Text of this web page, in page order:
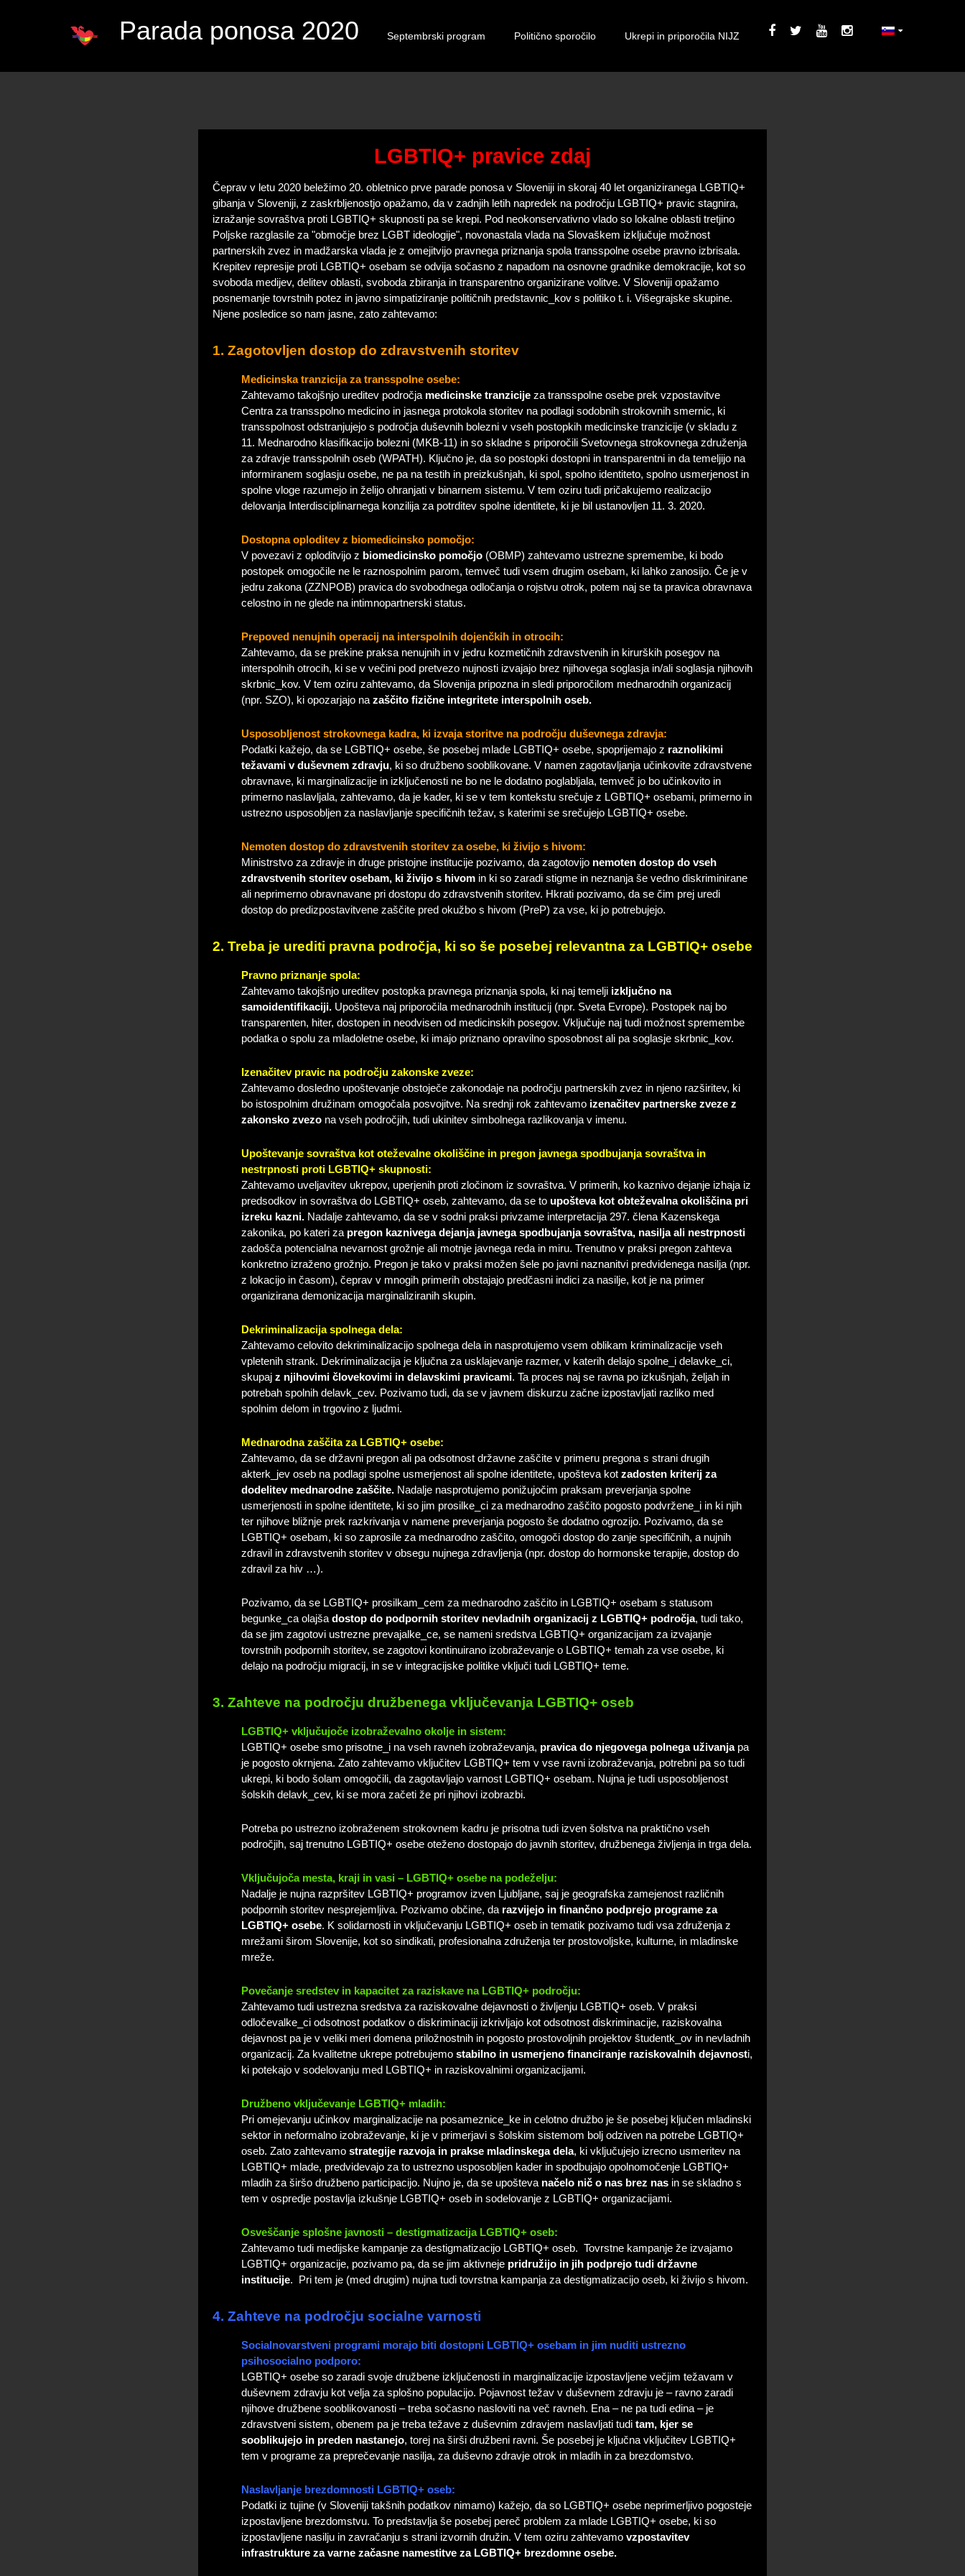
Parada ponosa 2020 Septembrski program Politično sporočilo Ukrepi in priporočila NIJZ
LGBTIQ+ pravice zdaj
Čeprav v letu 2020 beležimo 20. obletnico prve parade ponosa v Sloveniji in skoraj 40 let organiziranega LGBTIQ+
gibanja v Sloveniji, z zaskrbljenostjo opažamo, da v zadnjih letih napredek na področju LGBTIQ+ pravic stagnira,
izražanje sovraštva proti LGBTIQ+ skupnosti pa se krepi. Pod neokonservativno vlado so lokalne oblasti tretjino
Poljske razglasile za "območje brez LGBT ideologije", novonastala vlada na Slovaškem izključuje možnost
partnerskih zvez in madžarska vlada je z omejitvijo pravnega priznanja spola transspolne osebe pravno izbrisala.
Krepitev represije proti LGBTIQ+ osebam se odvija sočasno z napadom na osnovne gradnike demokracije, kot so
svoboda medijev, delitev oblasti, svoboda zbiranja in transparentno organizirane volitve. V Sloveniji opažamo
posnemanje tovrstnih potez in javno simpatiziranje političnih predstavnic_kov s politiko t. i. Višegrajske skupine.
Njene posledice so nam jasne, zato zahtevamo:
1. Zagotovljen dostop do zdravstvenih storitev
Medicinska tranzicija za transspolne osebe:
Zahtevamo takojšnjo ureditev področja medicinske tranzicijeza transspolne osebe prek vzpostavitve
Centra za transspolno medicino in jasnega protokola storitev na podlagi sodobnih strokovnih smernic, ki
transspolnost odstranjujejo s področja duševnih bolezni v vseh postopkih medicinske tranzicije (v skladu z
11. Mednarodno klasifikacijo bolezni (MKB-11) in so skladne s priporočili Svetovnega strokovnega združenja
za zdravje transspolnih oseb (WPATH). Ključno je, da so postopki dostopni in transparentni in da temeljijo na
informiranem soglasju osebe, ne pa na testih in preizkušnjah, ki spol, spolno identiteto, spolno usmerjenost in
spolne vloge razumejo in želijo ohranjati v binarnem sistemu. V tem oziru tudi pričakujemo realizacijo
delovanja Interdisciplinarnega konzilija za potrditev spolne identitete, ki je bil ustanovljen 11. 3. 2020.
Dostopna oploditev z biomedicinsko pomočjo:
V povezavi z oploditvijo z biomedicinsko pomočjo(OBMP) zahtevamo ustrezne spremembe, ki bodo
postopek omogočile ne le raznospolnim parom, temveč tudi vsem drugim osebam, ki lahko zanosijo. Če je v
jedru zakona (ZZNPOB) pravica do svobodnega odločanja o rojstvu otrok, potem naj se ta pravica obravnava
celostno in ne glede na intimnopartnerski status.
Prepoved nenujnih operacij na interspolnih dojenčkih in otrocih:
Zahtevamo, da se prekine praksa nenujnih in v jedru kozmetičnih zdravstvenih in kirurških posegov na
interspolnih otrocih, ki se v večini pod pretvezo nujnosti izvajajo brez njihovega soglasja in/ali soglasja njihovih
skrbnic_kov. V tem oziru zahtevamo, da Slovenija pripozna in sledi priporočilom mednarodnih organizacij
(npr. SZO), ki opozarjajo nazaščito fizične integritete interspolnih oseb.
Usposobljenost strokovnega kadra, ki izvaja storitve na področju duševnega zdravja:
Podatki kažejo, da se LGBTIQ+ osebe, še posebej mlade LGBTIQ+ osebe, spoprijemajo z raznolikimi
težavami v duševnem zdravju, ki so družbeno sooblikovane. V namen zagotavljanja učinkovite zdravstvene
obravnave, ki marginalizacije in izključenosti ne bo ne le dodatno poglabljala, temveč jo bo učinkovito in
primerno naslavljala, zahtevamo, da je kader, ki se v tem kontekstu srečuje z LGBTIQ+ osebami, primerno in
ustrezno usposobljen za naslavljanje specifičnih težav, s katerimi se srečujejo LGBTIQ+ osebe.
Nemoten dostop do zdravstvenih storitev za osebe, ki živijo s hivom:
Ministrstvo za zdravje in druge pristojne institucije pozivamo, da zagotovijo nemoten dostop do vseh
zdravstvenih storitev osebam, ki živijo s hivomin ki so zaradi stigme in neznanja še vedno diskriminirane
ali neprimerno obravnavane pri dostopu do zdravstvenih storitev. Hkrati pozivamo, da se čim prej uredi
dostop do predizpostavitvene zaščite pred okužbo s hivom (PreP) za vse, ki jo potrebujejo.
2. Treba je urediti pravna področja, ki so še posebej relevantna za LGBTIQ+ osebe
Pravno priznanje spola:
Zahtevamo takojšnjo ureditev postopka pravnega priznanja spola, ki naj temelji izključno na
samoidentifikaciji.Upošteva naj priporočila mednarodnih institucij (npr. Sveta Evrope). Postopek naj bo
transparenten, hiter, dostopen in neodvisen od medicinskih posegov. Vključuje naj tudi možnost spremembe
podatka o spolu za mladoletne osebe, ki imajo priznano opravilno sposobnost ali pa soglasje skrbnic_kov.
Izenačitev pravic na področju zakonske zveze:
Zahtevamo dosledno upoštevanje obstoječe zakonodaje na področju partnerskih zvez in njeno razširitev, ki
bo istospolnim družinam omogočala posvojitve. Na srednji rok zahtevamo izenačitev partnerske zveze z
zakonsko zvezona vseh področjih, tudi ukinitev simbolnega razlikovanja v imenu.
Upoštevanje sovraštva kot oteževalne okoliščine in pregon javnega spodbujanja sovraštva in
nestrpnosti proti LGBTIQ+ skupnosti:
Zahtevamo uveljavitev ukrepov, uperjenih proti zločinom iz sovraštva. V primerih, ko kaznivo dejanje izhaja iz
predsodkov in sovraštva do LGBTIQ+ oseb, zahtevamo, da se to upošteva kot obteževalna okoliščina pri
izreku kazni.Nadalje zahtevamo, da se v sodni praksi privzame interpretacija 297. člena Kazenskega
zakonika, po kateri za pregon kaznivega dejanja javnega spodbujanja sovraštva, nasilja ali nestrpnosti
zadošča potencialna nevarnost grožnje ali motnje javnega reda in miru. Trenutno v praksi pregon zahteva
konkretno izraženo grožnjo. Pregon je tako v praksi možen šele po javni naznanitvi predvidenega nasilja (npr.
z lokacijo in časom), čeprav v mnogih primerih obstajajo predčasni indici za nasilje, kot je na primer
organizirana demonizacija marginaliziranih skupin.
Dekriminalizacija spolnega dela:
Zahtevamo celovito dekriminalizacijo spolnega dela in nasprotujemo vsem oblikam kriminalizacije vseh
vpletenih strank. Dekriminalizacija je ključna za usklajevanje razmer, v katerih delajo spolne_i delavke_ci,
skupajz njihovimi človekovimi in delavskimi pravicami. Ta proces naj se ravna po izkušnjah, željah in
potrebah spolnih delavk_cev. Pozivamo tudi, da se v javnem diskurzu začne izpostavljati razliko med
spolnim delom in trgovino z ljudmi.
Mednarodna zaščita za LGBTIQ+ osebe:
Zahtevamo, da se državni pregon ali pa odsotnost državne zaščite v primeru pregona s strani drugih
akterk_jev oseb na podlagi spolne usmerjenost ali spolne identitete, upošteva kot zadosten kriterij za
dodelitev mednarodne zaščite. Nadalje nasprotujemo ponižujočim praksam preverjanja spolne
usmerjenosti in spolne identitete, ki so jim prosilke_ci za mednarodno zaščito pogosto podvržene_i in ki njih
ter njihove bližnje prek razkrivanja v namene preverjanja pogosto še dodatno ogrozijo. Pozivamo, da se
LGBTIQ+ osebam, ki so zaprosile za mednarodno zaščito, omogoči dostop do zanje specifičnih, a nujnih
zdravil in zdravstvenih storitev v obsegu nujnega zdravljenja (npr. dostop do hormonske terapije, dostop do
zdravil za hiv …).
Pozivamo, da se LGBTIQ+ prosilkam_cem za mednarodno zaščito in LGBTIQ+ osebam s statusom
begunke_ca olajša dostop do podpornih storitev nevladnih organizacij z LGBTIQ+ področja, tudi tako,
da se jim zagotovi ustrezne prevajalke_ce, se nameni sredstva LGBTIQ+ organizacijam za izvajanje
tovrstnih podpornih storitev, se zagotovi kontinuirano izobraževanje o LGBTIQ+ temah za vse osebe, ki
delajo na področju migracij, in se v integracijske politike vključi tudi LGBTIQ+ teme.
3. Zahteve na področju družbenega vključevanja LGBTIQ+ oseb
LGBTIQ+ vključujoče izobraževalno okolje in sistem:
LGBTIQ+ osebe smo prisotne_i na vseh ravneh izobraževanja, pravica do njegovega polnega uživanjapa
je pogosto okrnjena. Zato zahtevamo vključitev LGBTIQ+ tem v vse ravni izobraževanja, potrebni pa so tudi
ukrepi, ki bodo šolam omogočili, da zagotavljajo varnost LGBTIQ+ osebam. Nujna je tudi usposobljenost
šolskih delavk_cev, ki se mora začeti že pri njihovi izobrazbi.
Potreba po ustrezno izobraženem strokovnem kadru je prisotna tudi izven šolstva na praktično vseh
področjih, saj trenutno LGBTIQ+ osebe oteženo dostopajo do javnih storitev, družbenega življenja in trga dela.
Vključujoča mesta, kraji in vasi – LGBTIQ+ osebe na podeželju:
Nadalje je nujna razpršitev LGBTIQ+ programov izven Ljubljane, saj je geografska zamejenost različnih
podpornih storitev nesprejemljiva. Pozivamo občine, da razvijejo in finančno podprejo programe za
LGBTIQ+ osebe. K solidarnosti in vključevanju LGBTIQ+ oseb in tematik pozivamo tudi vsa združenja z
mrežami širom Slovenije, kot so sindikati, profesionalna združenja ter prostovoljske, kulturne, in mladinske
mreže.
Povečanje sredstev in kapacitet za raziskave na LGBTIQ+ področju:
Zahtevamo tudi ustrezna sredstva za raziskovalne dejavnosti o življenju LGBTIQ+ oseb. V praksi
odločevalke_ci odsotnost podatkov o diskriminaciji izkrivljajo kot odsotnost diskriminacije, raziskovalna
dejavnost pa je v veliki meri domena priložnostnih in pogosto prostovoljnih projektov študentk_ov in nevladnih
organizacij. Za kvalitetne ukrepe potrebujemo stabilno in usmerjeno financiranje raziskovalnih dejavnosti,
ki potekajo v sodelovanju med LGBTIQ+ in raziskovalnimi organizacijami.
Družbeno vključevanje LGBTIQ+ mladih:
Pri omejevanju učinkov marginalizacije na posameznice_ke in celotno družbo je še posebej ključen mladinski
sektor in neformalno izobraževanje, ki je v primerjavi s šolskim sistemom bolj odziven na potrebe LGBTIQ+
oseb. Zato zahtevamo strategije razvoja in prakse mladinskega dela, ki vključujejo izrecno usmeritev na
LGBTIQ+ mlade, predvidevajo za to ustrezno usposobljen kader in spodbujajo opolnomočenje LGBTIQ+
mladih za širšo družbeno participacijo. Nujno je, da se upošteva načelo nič o nas brez nasin se skladno s
tem v ospredje postavlja izkušnje LGBTIQ+ oseb in sodelovanje z LGBTIQ+ organizacijami.
Osveščanje splošne javnosti – destigmatizacija LGBTIQ+ oseb:
Zahtevamo tudi medijske kampanje za destigmatizacijo LGBTIQ+ oseb. Tovrstne kampanje že izvajamo
LGBTIQ+ organizacije, pozivamo pa, da se jim aktivneje pridružijo in jih podprejo tudi državne
institucije. Pri tem je (med drugim) nujna tudi tovrstna kampanja za destigmatizacijo oseb, ki živijo s hivom.
4. Zahteve na področju socialne varnosti
Socialnovarstveni programi morajo biti dostopni LGBTIQ+ osebam in jim nuditi ustrezno
psihosocialno podporo:
LGBTIQ+ osebe so zaradi svoje družbene izključenosti in marginalizacije izpostavljene večjim težavam v
duševnem zdravju kot velja za splošno populacijo. Pojavnost težav v duševnem zdravju je – ravno zaradi
njihove družbene sooblikovanosti – treba sočasno nasloviti na več ravneh. Ena – ne pa tudi edina – je
zdravstveni sistem, obenem pa je treba težave z duševnim zdravjem naslavljati tudi tam, kjer se
sooblikujejo in preden nastanejo, torej na širši družbeni ravni. Še posebej je ključna vključitev LGBTIQ+
tem v programe za preprečevanje nasilja, za duševno zdravje otrok in mladih in za brezdomstvo.
Naslavljanje brezdomnosti LGBTIQ+ oseb:
Podatki iz tujine (v Sloveniji takšnih podatkov nimamo) kažejo, da so LGBTIQ+ osebe neprimerljivo pogosteje
izpostavljene brezdomstvu. To predstavlja še posebej pereč problem za mlade LGBTIQ+ osebe, ki so
izpostavljene nasilju in zavračanju s strani izvornih družin. V tem oziru zahtevamo vzpostavitev
infrastrukture za varne začasne namestitve za LGBTIQ+ brezdomne osebe.